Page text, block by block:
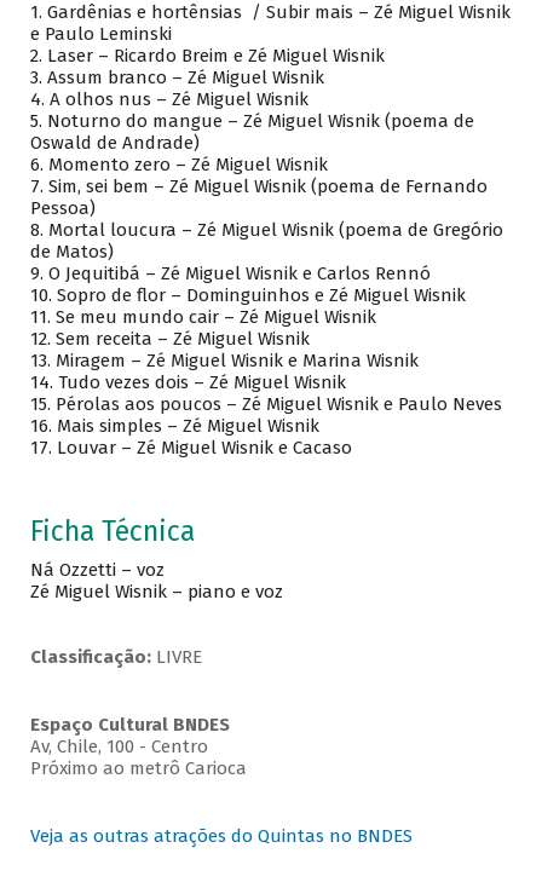
1. Gardênias e hortênsias / Subir mais – Zé Miguel Wisnik
e Paulo Leminski
2. Laser – Ricardo Breim e Zé Miguel Wisnik
3. Assum branco – Zé Miguel Wisnik
4. A olhos nus – Zé Miguel Wisnik
5. Noturno do mangue – Zé Miguel Wisnik (poema de
Oswald de Andrade)
6. Momento zero – Zé Miguel Wisnik
7. Sim, sei bem – Zé Miguel Wisnik (poema de Fernando
Pessoa)
8. Mortal loucura – Zé Miguel Wisnik (poema de Gregório
de Matos)
9. O Jequitibá – Zé Miguel Wisnik e Carlos Rennó
10. Sopro de flor – Dominguinhos e Zé Miguel Wisnik
11. Se meu mundo cair – Zé Miguel Wisnik
12. Sem receita – Zé Miguel Wisnik
13. Miragem – Zé Miguel Wisnik e Marina Wisnik
14. Tudo vezes dois – Zé Miguel Wisnik
15. Pérolas aos poucos – Zé Miguel Wisnik e Paulo Neves
16. Mais simples – Zé Miguel Wisnik
17. Louvar – Zé Miguel Wisnik e Cacaso
Ficha Técnica
Ná Ozzetti – voz
Zé Miguel Wisnik – piano e voz
Classificação: LIVRE
Espaço Cultural BNDES
Av, Chile, 100 - Centro
Próximo ao metrô Carioca
Veja as outras atrações do Quintas no BNDES